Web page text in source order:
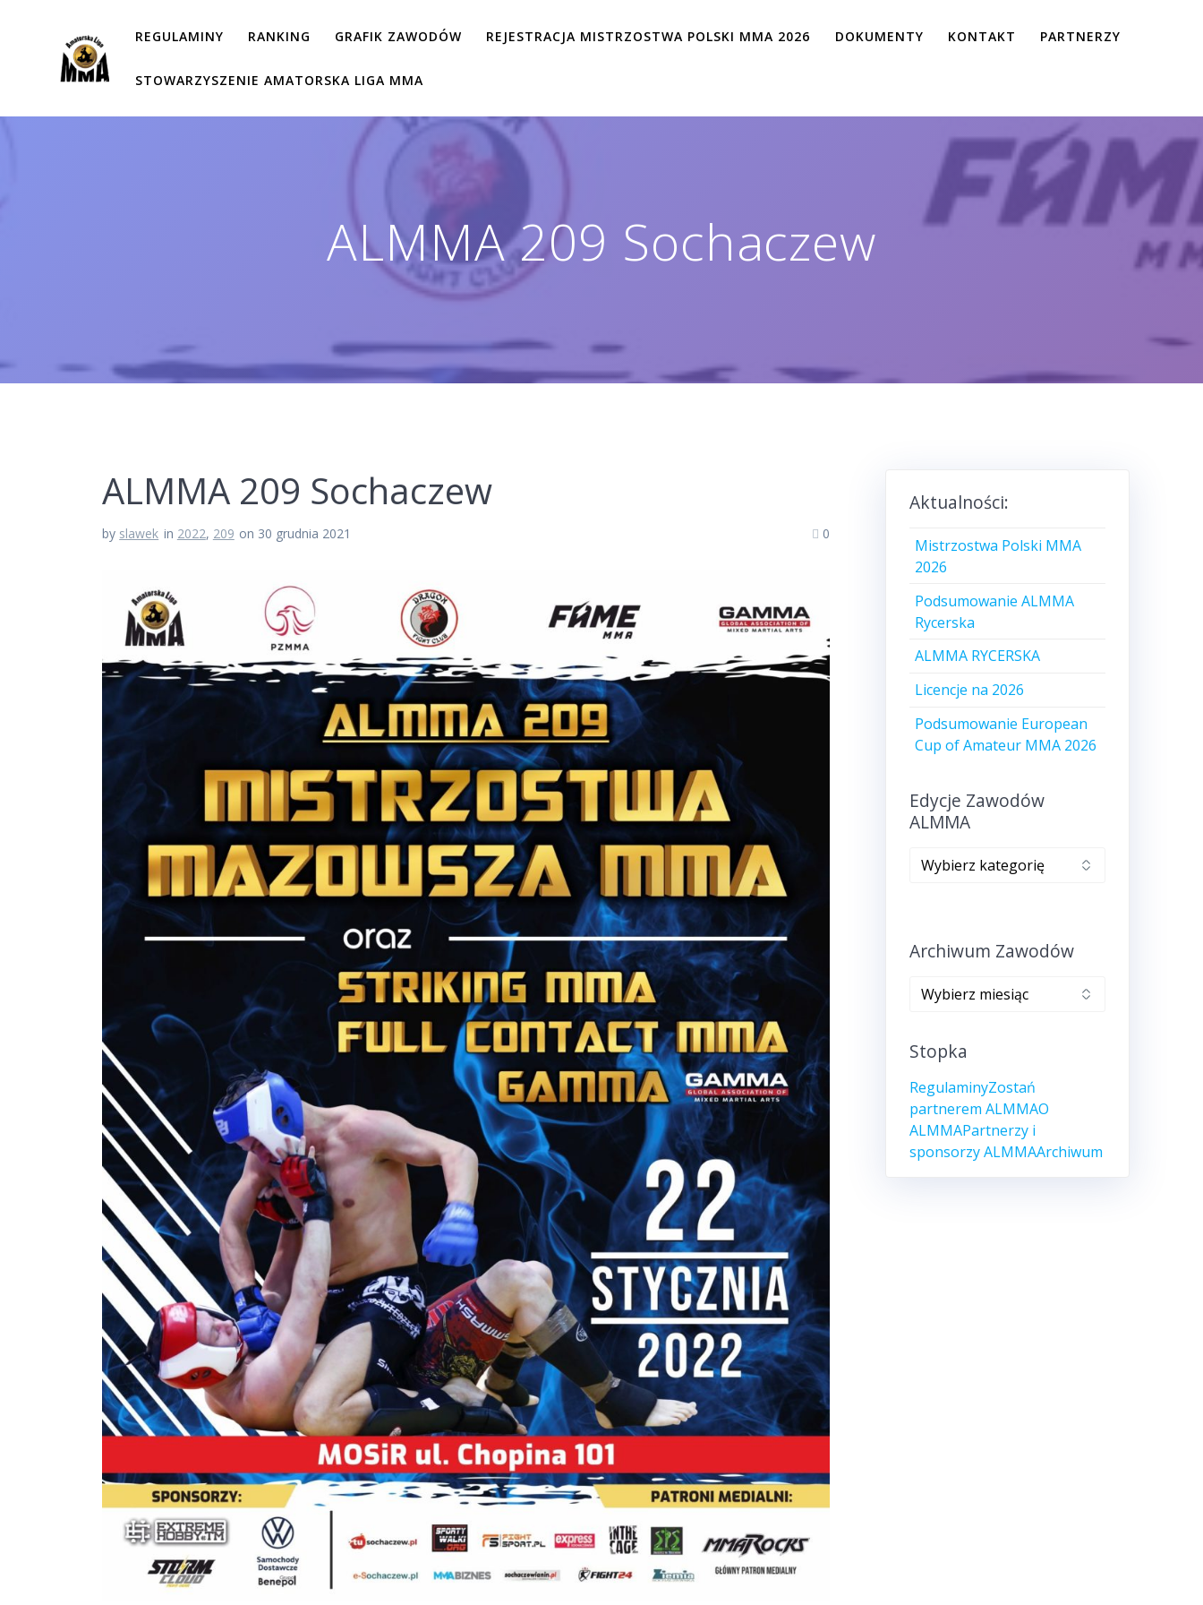
REGULAMINY RANKING GRAFIK ZAWODÓW REJESTRACJA MISTRZOSTWA POLSKI MMA 2026 DOKUMENTY KONTAKT PARTNERZY
STOWARZYSZENIE AMATORSKA LIGA MMA
ALMMA 209 Sochaczew
ALMMA 209 Sochaczew
by slawek in 2022, 209 on 30 grudnia 2021 0
Aktualności:
Mistrzostwa Polski MMA
2026
Podsumowanie ALMMA
Rycerska
ALMMA RYCERSKA
Licencje na 2026
Podsumowanie European
Cup of Amateur MMA 2026
Edycje Zawodów
ALMMA
Edycje
zawodów
Archiwum Zawodów
Archiwum
zawodów
Stopka
RegulaminyZostań
partnerem ALMMAO
ALMMAPartnerzy i
sponsorzy ALMMAArchiwum